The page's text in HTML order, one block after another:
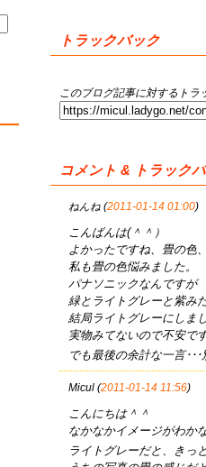
トラックバック
このブログ記事に対するトラ
コメント & トラック
ねんね (2011-01-14 01:00)
こんばんは(＾＾）
よかったですね、畳の色
私も畳の色悩みました。
パナソニックなんですが
緑とライトグレーと紫み
結局ライトグレーにしま
実物みてないので不安で
でも最後の余計な一言･･
Micul (2011-01-14 11:56)
こんにちは＾＾
なかなかイメージがわか
ライトグレーだと、きっ